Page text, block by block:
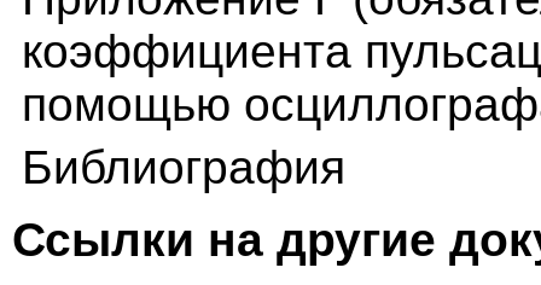
коэффициента
помощью
Библиография
Ссылки на другие